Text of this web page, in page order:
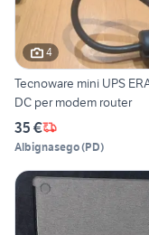
4
Tecnoware mini UPS
DC per modem router
35 €
Albignasego(PD)